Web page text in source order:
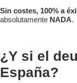
Sin costes, 100% a
absolutamente NADA.
¿Y si el
España?